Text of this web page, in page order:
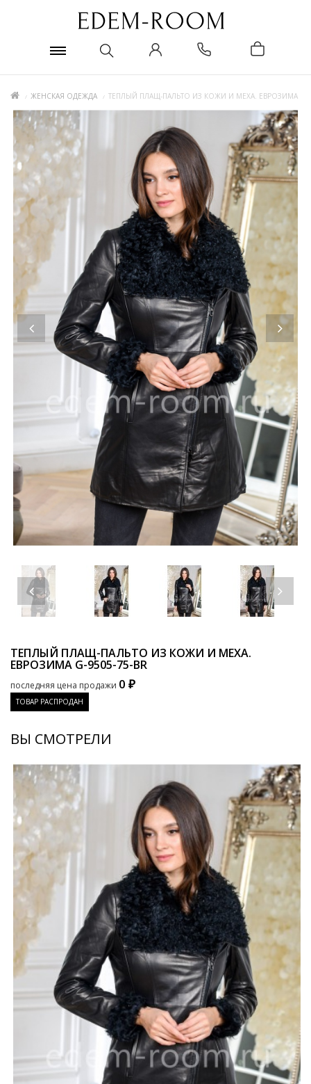
ЖЕНСКАЯ ОДЕЖДА ТЕПЛЫЙ ПЛАЩ-ПАЛЬТО ИЗ КОЖИ И МЕХА. ЕВРОЗИМА
ТЕПЛЫЙ ПЛАЩ-ПАЛЬТО ИЗ КОЖИ И МЕХА.
ЕВРОЗИМА G-9505-75-BR
последняя цена продажи 0 ₽
ТОВАР РАСПРОДАН
ВЫ СМОТРЕЛИ